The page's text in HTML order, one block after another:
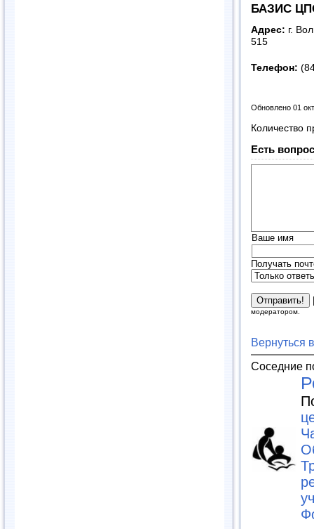
БАЗИС
Адрес: г.
515
Телефон:
Обновлено 01
Количество
Есть
Ваше имя
Получать
модератором.
Вернуться
Соседние